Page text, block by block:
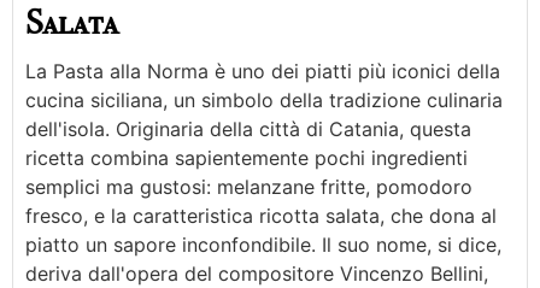
Salata
La Pasta alla Norma è uno dei piatti più iconici della
cucina siciliana, un simbolo della tradizione culinaria
dell'isola. Originaria della città di Catania, questa
ricetta combina sapientemente pochi ingredienti
semplici ma gustosi: melanzane fritte, pomodoro
fresco, e la caratteristica ricotta salata, che dona al
piatto un sapore inconfondibile. Il suo nome, si dice,
deriva dall'opera del compositore Vincenzo Bellini,